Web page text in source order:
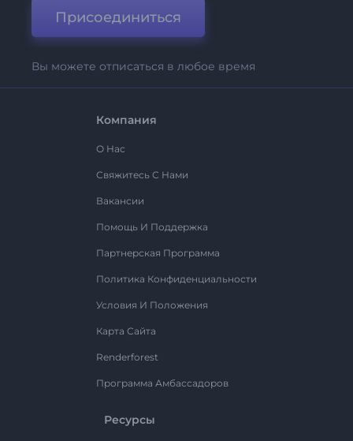
Присоединиться
Вы можете отписаться в любое время
Компания
О Нас
Свяжитесь С Нами
Вакансии
Помощь И Поддержка
Партнерская Программа
Политика Конфиденциальности
Условия И Положения
Карта Сайта
Renderforest
Программа Амбассадоров
Ресурсы